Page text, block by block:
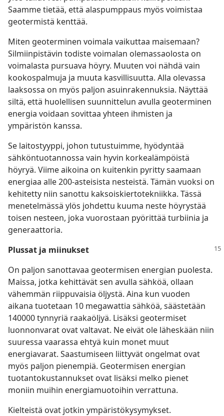
Saamme tietää, että alaspumppaus myös voimistaa
geotermistä kenttää.
Miten geoterminen voimala vaikuttaa maisemaan?
Silmiinpistävin todiste voimalan olemassaolosta on
voimalasta pursuava höyry. Muuten voi nähdä vain
kookospalmuja ja muuta kasvillisuutta. Alla olevassa
laaksossa on myös paljon asuinrakennuksia. Näyttää
siltä, että huolellisen suunnittelun avulla geoterminen
energia voidaan sovittaa yhteen ihmisten ja
ympäristön kanssa.
Se laitostyyppi, johon tutustuimme, hyödyntää
sähköntuotannossa vain hyvin korkealämpöistä
höyryä. Viime aikoina on kuitenkin pyritty saamaan
energiaa alle 200-asteisista nesteistä. Tämän vuoksi on
kehitetty niin sanottu kaksoiskiertotekniikka. Tässä
menetelmässä ylös johdettu kuuma neste höyrystää
toisen nesteen, joka vuorostaan pyörittää turbiinia ja
generaattoria.
Plussat ja miinukset
On paljon sanottavaa geotermisen energian puolesta.
Maissa, jotka kehittävät sen avulla sähköä, ollaan
vähemmän riippuvaisia öljystä. Aina kun vuoden
aikana tuotetaan 10 megawattia sähköä, säästetään
140000 tynnyriä raakaöljyä. Lisäksi geotermiset
luonnonvarat ovat valtavat. Ne eivät ole läheskään niin
suuressa vaarassa ehtyä kuin monet muut
energiavarat. Saastumiseen liittyvät ongelmat ovat
myös paljon pienempiä. Geotermisen energian
tuotantokustannukset ovat lisäksi melko pienet
moniin muihin energiamuotoihin verrattuna.
Kielteistä ovat jotkin ympäristökysymykset.